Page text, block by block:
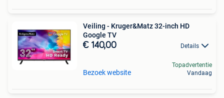
Veiling - Kruger&Matz 32-inch HD
Google TV
€ 140,00 Details
Bezoek website
Topadvertentie
Vandaag